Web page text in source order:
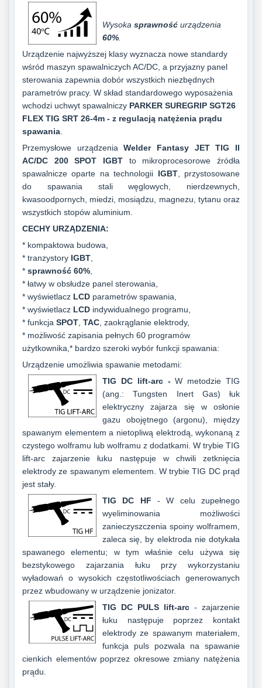
Wysoka sprawnośćurządzenia
60%.
Urządzenie najwyższej klasy wyznacza nowe standardy
wśród maszyn spawalniczych AC/DC, a przyjazny panel
sterowania zapewnia dobór wszystkich niezbędnych
parametrów pracy. W skład standardowego wyposażenia
wchodzi uchwyt spawalniczy PARKER SUREGRIP SGT26
FLEX TIG SRT 26-4m- z regulacją natężenia prądu
spawania.
Przemysłowe urządzenia Welder Fantasy JET TIG II
AC/DC 200 SPOT IGBT to mikroprocesorowe źródła
spawalnicze oparte na technologii IGBT, przystosowane
do spawania stali węglowych, nierdzewnych,
kwasoodpornych, miedzi, mosiądzu, magnezu, tytanu oraz
wszystkich stopów aluminium.
CECHY URZĄDZENIA:
* kompaktowa budowa,
* tranzystory IGBT,
* sprawność 60%,
* łatwy w obsłudze panel sterowania,
* wyświetlacz LCDparametrów spawania,
* wyświetlacz LCDindywidualnego programu,
* funkcja SPOT, TAC, zaokrąglanie elektrody,
* możliwość zapisania pełnych 60 programów
użytkownika, * bardzo szeroki wybór funkcji spawania:
Urządzenie umożliwia spawanie metodami:
TIG DC lift-arc-W metodzie TIG
(ang.: Tungsten Inert Gas) łuk
elektryczny zajarza się w osłonie
gazu obojętnego (argonu), między
spawanym elementem a nietopliwą elektrodą, wykonaną z
czystego wolframu lub wolframu z dodatkami. W trybie TIG
lift-arc zajarzenie łuku następuje w chwili zetknięcia
elektrody ze spawanym elementem. W trybie TIG DC prąd
jest stały.
TIG DC HF - W celu zupełnego
wyeliminowania możliwości
zanieczyszczenia spoiny wolframem,
zaleca się, by elektroda nie dotykała
spawanego elementu; w tym właśnie celu używa się
bezstykowego zajarzania łuku przy wykorzystaniu
wyładowań o wysokich częstotliwościach generowanych
przez wbudowany w urządzenie jonizator.
TIG DC PULS lift-arc - zajarzenie
łuku następuje poprzez kontakt
elektrody ze spawanym materiałem,
funkcja puls pozwala na spawanie
cienkich elementów poprzez okresowe zmiany natężenia
prądu.